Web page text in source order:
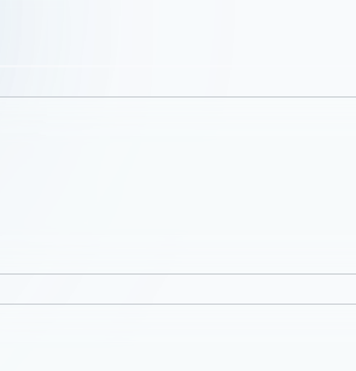
VER EN PANTALLA